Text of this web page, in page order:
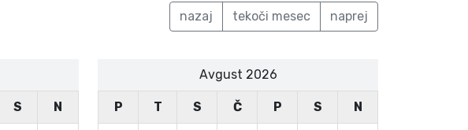
nazaj tekoči mesec naprej
S N
Avgust 2026
P T S Č P S N